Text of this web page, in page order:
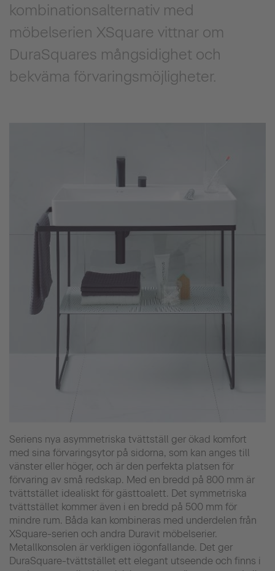
kombinationsalternativ med
möbelserien XSquare vittnar om
DuraSquares mångsidighet och
bekväma förvaringsmöjligheter.
Seriens nya asymmetriska tvättställ ger ökad komfort
med sina förvaringsytor på sidorna, som kan anges till
vänster eller höger, och är den perfekta platsen för
förvaring av små redskap. Med en bredd på 800 mm är
tvättstället idealiskt för gästtoalett. Det symmetriska
tvättstället kommer även i en bredd på 500 mm för
mindre rum. Båda kan kombineras med underdelen från
XSquare-serien och andra Duravit möbelserier.
Metallkonsolen är verkligen iögonfallande. Det ger
DuraSquare-tvättstället ett elegant utseende och finns i